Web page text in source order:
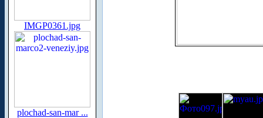
IMGP0361.jpg
plochad-san-mar ...